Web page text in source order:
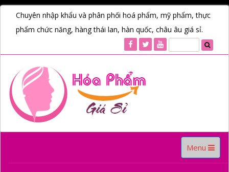
Chuyên nhập khẩu và phân phối hoá phẩm, mỹ phẩm, thực
phẩm chức năng, hàng thái lan, hàn quốc, châu âu giá sỉ.
Toggle
navigation
Menu